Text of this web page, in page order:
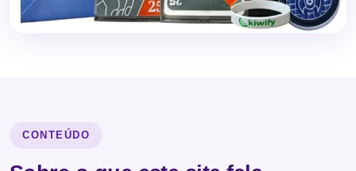
CONTEÚDO